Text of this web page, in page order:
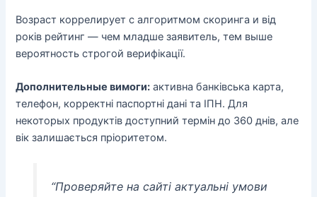
Возраст коррелирует с алгоритмом скоринга и від
років рейтинг — чем младше заявитель, тем выше
вероятность строгой верифікації.
Дополнительные вимоги: активна банківська карта,
телефон, корректні паспортні дані та ІПН. Для
некоторых продуктів доступний термін до 360 днів, але
вік залишається пріоритетом.
“Проверяйте на сайті актуальні умови